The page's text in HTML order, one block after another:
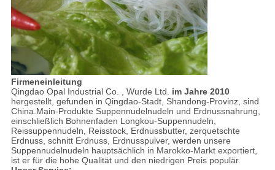
Firmeneinleitung
Qingdao Opal Industrial Co. , Wurde Ltd. im Jahre 2010
hergestellt, gefunden in Qingdao-Stadt, Shandong-Provinz, sind
China.Main-Produkte Suppennudelnudeln und Erdnussnahrung,
einschließlich Bohnenfaden Longkou-Suppennudeln,
Reissuppennudeln, Reisstock, Erdnussbutter, zerquetschte
Erdnuss, schnitt Erdnuss, Erdnusspulver, werden unsere
Suppennudelnudeln hauptsächlich in Marokko-Markt exportiert,
ist er für die hohe Qualität und den niedrigen Preis populär.